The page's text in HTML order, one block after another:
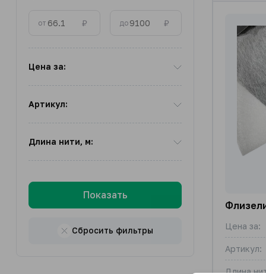
от ₽ до ₽
Цена за:
Артикул:
Длина нити, м:
Показать
Сбросить фильтры Цена за:
Артикул:
Длина